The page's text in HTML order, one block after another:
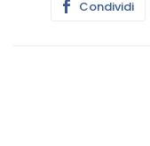
Condividi